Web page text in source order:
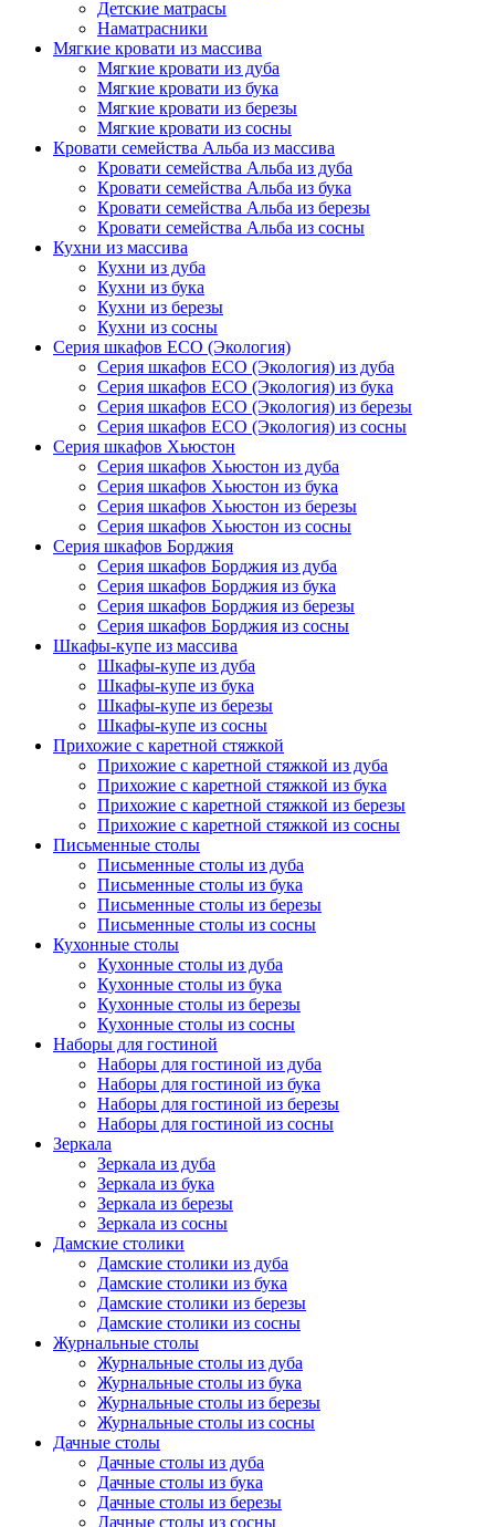
Детские матрасы
Наматрасники
Мягкие кровати из массива
Мягкие кровати из дуба
Мягкие кровати из бука
Мягкие кровати из березы
Мягкие кровати из сосны
Кровати семейства Альба из массива
Кровати семейства Альба из дуба
Кровати семейства Альба из бука
Кровати семейства Альба из березы
Кровати семейства Альба из сосны
Кухни из массива
Кухни из дуба
Кухни из бука
Кухни из березы
Кухни из сосны
Серия шкафов ECO (Экология)
Серия шкафов ECO (Экология) из дуба
Серия шкафов ECO (Экология) из бука
Серия шкафов ECO (Экология) из березы
Серия шкафов ECO (Экология) из сосны
Серия шкафов Хьюстон
Серия шкафов Хьюстон из дуба
Серия шкафов Хьюстон из бука
Серия шкафов Хьюстон из березы
Серия шкафов Хьюстон из сосны
Серия шкафов Борджия
Серия шкафов Борджия из дуба
Серия шкафов Борджия из бука
Серия шкафов Борджия из березы
Серия шкафов Борджия из сосны
Шкафы-купе из массива
Шкафы-купе из дуба
Шкафы-купе из бука
Шкафы-купе из березы
Шкафы-купе из сосны
Прихожие с каретной стяжкой
Прихожие с каретной стяжкой из дуба
Прихожие с каретной стяжкой из бука
Прихожие с каретной стяжкой из березы
Прихожие с каретной стяжкой из сосны
Письменные столы
Письменные столы из дуба
Письменные столы из бука
Письменные столы из березы
Письменные столы из сосны
Кухонные столы
Кухонные столы из дуба
Кухонные столы из бука
Кухонные столы из березы
Кухонные столы из сосны
Наборы для гостиной
Наборы для гостиной из дуба
Наборы для гостиной из бука
Наборы для гостиной из березы
Наборы для гостиной из сосны
Зеркала
Зеркала из дуба
Зеркала из бука
Зеркала из березы
Зеркала из сосны
Дамские столики
Дамские столики из дуба
Дамские столики из бука
Дамские столики из березы
Дамские столики из сосны
Журнальные столы
Журнальные столы из дуба
Журнальные столы из бука
Журнальные столы из березы
Журнальные столы из сосны
Дачные столы
Дачные столы из дуба
Дачные столы из бука
Дачные столы из березы
Дачные столы из сосны